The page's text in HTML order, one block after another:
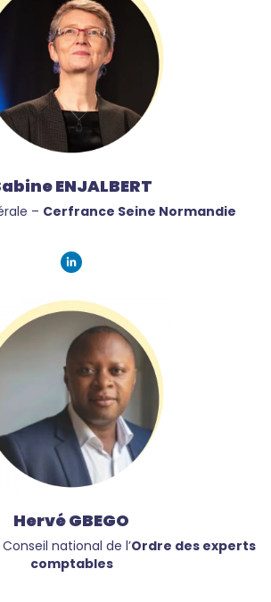
ENJALBERT
– Cerfrance Seine Normandie
Hervé GBEGO
national de l’Ordre des experts
comptables